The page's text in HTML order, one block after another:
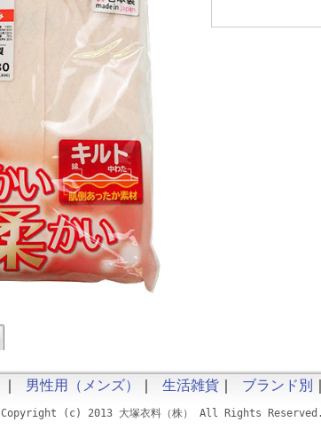
｜ 男性用（メンズ） ｜ 生活雑貨 ｜ ブランド別
Copyright (c) 2013 大塚衣料（株） All Rights Reserved.